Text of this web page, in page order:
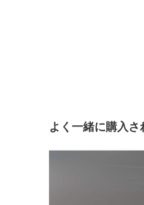
よく一緒に購入さ